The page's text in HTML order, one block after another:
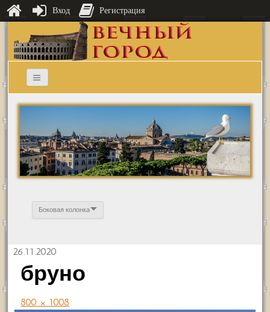
Боковая колонка
26.11.2020
бруно
800 × 1008
Вход Регистрация